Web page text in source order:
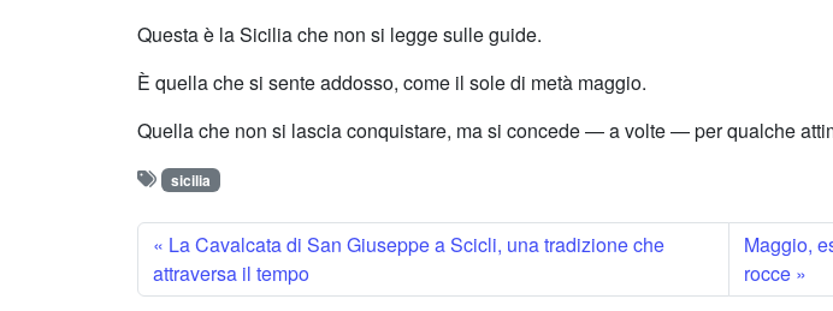
Questa è la Sicilia che non si legge sulle guide.
È quella che si sente addosso, come il sole di metà maggio.
Quella che non si lascia conquistare, ma si concede — a volte — per qualche
sicilia
La Cavalcata di San Giuseppe a Scicli, una tradizione che
attraversa il tempo
Maggio,
rocce